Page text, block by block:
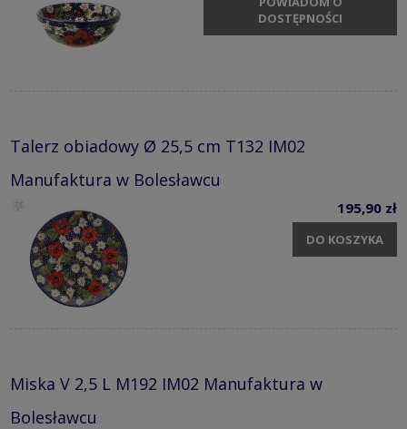
DOSTĘPNOŚCI
Talerz obiadowy Ø 25,5 cm T132 IM02
Manufaktura w Bolesławcu
195,90 zł
DO KOSZYKA
Miska V 2,5 L M192 IM02 Manufaktura w
Bolesławcu